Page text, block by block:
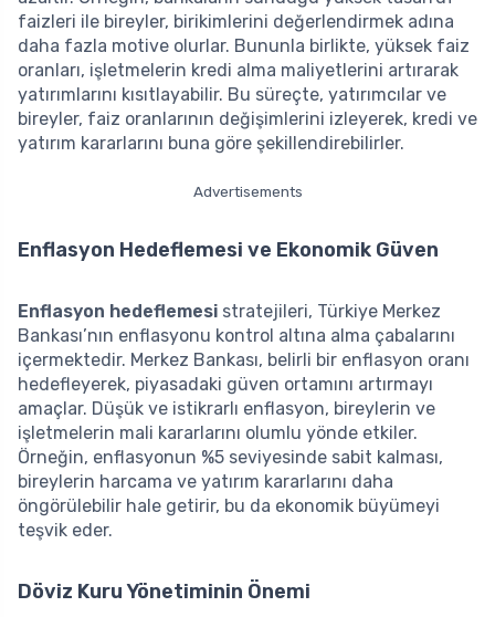
faizleri ile bireyler, birikimlerini değerlendirmek adına
daha fazla motive olurlar. Bununla birlikte, yüksek faiz
oranları, işletmelerin kredi alma maliyetlerini artırarak
yatırımlarını kısıtlayabilir. Bu süreçte, yatırımcılar ve
bireyler, faiz oranlarının değişimlerini izleyerek, kredi ve
yatırım kararlarını buna göre şekillendirebilirler.
Advertisements
Enflasyon Hedeflemesi ve Ekonomik Güven
Enflasyon hedeflemesi stratejileri, Türkiye Merkez
Bankası’nın enflasyonu kontrol altına alma çabalarını
içermektedir. Merkez Bankası, belirli bir enflasyon oranı
hedefleyerek, piyasadaki güven ortamını artırmayı
amaçlar. Düşük ve istikrarlı enflasyon, bireylerin ve
işletmelerin mali kararlarını olumlu yönde etkiler.
Örneğin, enflasyonun %5 seviyesinde sabit kalması,
bireylerin harcama ve yatırım kararlarını daha
öngörülebilir hale getirir, bu da ekonomik büyümeyi
teşvik eder.
Döviz Kuru Yönetiminin Önemi